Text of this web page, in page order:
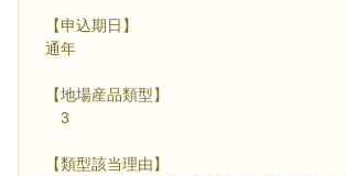
【申込期日】
通年
【地場産品類型】
3
【類型該当理由】